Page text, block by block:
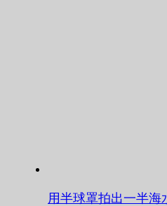
用半球罩拍出一半海